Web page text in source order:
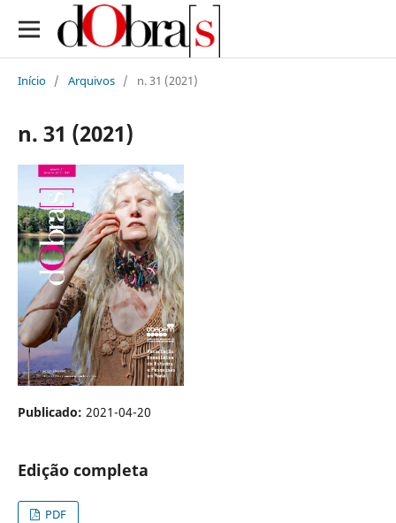
Início / Arquivos / n. 31 (2021)
n. 31 (2021)
Publicado: 2021-04-20
Edição completa
PDF